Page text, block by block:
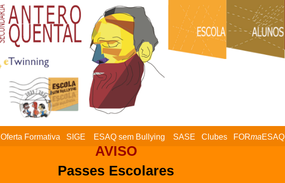
Oferta Formativa SIGE ESAQ sem Bullying SASE Clubes FORmaESAQ
AVISO
Passes Escolares